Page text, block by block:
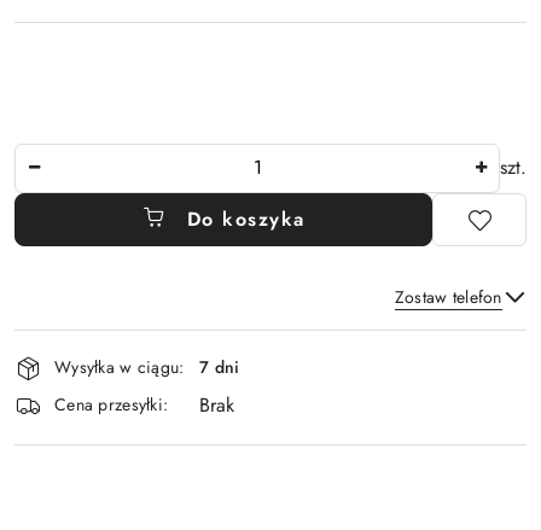
szt.
Do koszyka
Zostaw telefon
Dostępność
i
dostawa
Wysyłka w ciągu:
7 dni
Cena przesyłki:
Brak